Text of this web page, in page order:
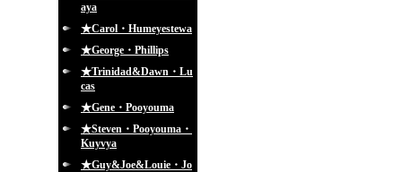
aya
★Carol・Humeyestewa
★George・Phillips
★Trinidad&Dawn・Lu
cas
★Gene・Pooyouma
★Steven・Pooyouma・
Kuyvya
★Guy&Joe&Louie・Jo